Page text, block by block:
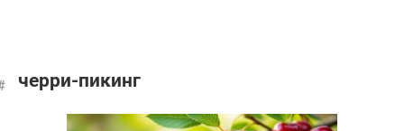
черри-пикинг